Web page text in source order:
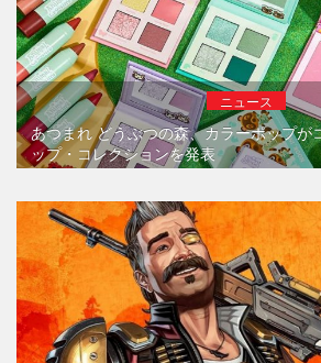
ニュース
あつまれ どうぶつの森、カラーポップが
ップ・コレクションを発表